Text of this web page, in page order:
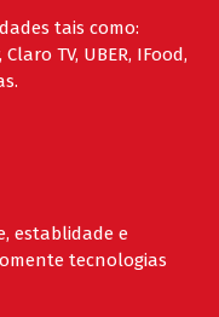
tais como:
TV, UBER, IFood,
establidade e
tecnologias